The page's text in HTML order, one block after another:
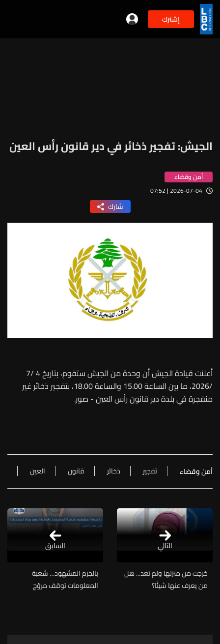
إشترك
الجيش: تفجير ذخائر في دير قانون رأس العين
أمن وقضاء
2026-07-04 | 07:52
شارك
أعلنت قيادة الجيش أن وحدة من الجيش ستقوم، بتاريخ 4 /7
/2026، ما بين الساعة 15.00 والساعة 18.00، بتفجير ذخائر غير
منفجرة في بلدة دير قانون رأس العين - صور.
أمن وقضاء تفجير ذخائر قانون العين
التالي
خرجت من منزلها ولم تعد... هل
من يعرف عنها شيئًا؟
بالجرم المشهود… شعبة
المعلومات توقف مروّج
السابق